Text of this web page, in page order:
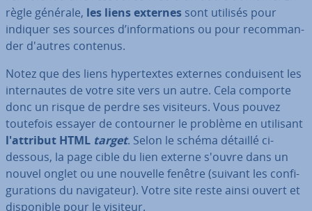
règle générale, les liens externes sont utilisés pour
indiquer ses sources d’in­for­ma­tions ou pour re­com­man­
der d'autres contenus.
Notez que des liens hy­per­textes externes con­dui­sent les
in­ter­nautes de votre site vers un autre. Cela comporte
donc un risque de perdre ses visiteurs. Vous pouvez
toutefois essayer de con­tour­ner le problème en utilisant
l'at­tri­but HTML target. Selon le schéma détaillé ci-
dessous, la page cible du lien externe s'ouvre dans un
nouvel onglet ou une nouvelle fenêtre (suivant les con­fi­
gu­ra­tions du na­vi­ga­teur). Votre site reste ainsi ouvert et
dis­po­nible pour le visiteur.